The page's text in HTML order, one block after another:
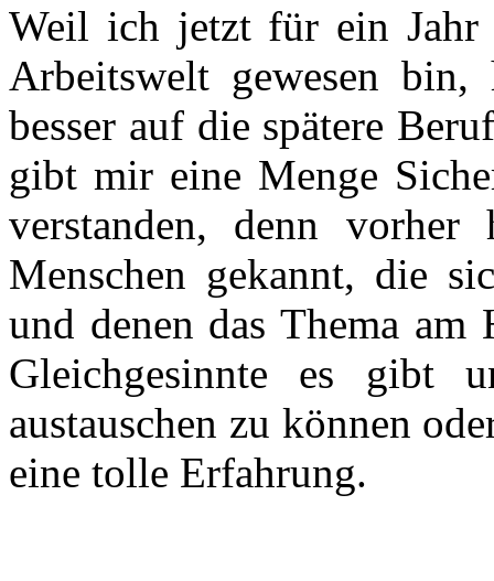
Weil ich jetzt für ein
Arbeitswelt gewesen
besser auf die spätere
gibt mir eine Menge
verstanden, denn
Menschen gekannt, die
und denen das Thema
Gleichgesinnte es gibt
austauschen zu können
eine tolle Erfahrung.